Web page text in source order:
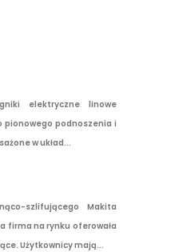
elektryczne linowe
pionowego podnoszenia i
w układ...
szlifującego Makita
firma na rynku oferowała
Użytkownicy mają...